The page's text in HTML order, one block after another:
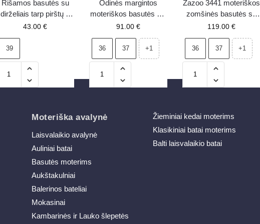
Rišamos basutės su
dirželiais tarp pirštų ir
kulnu rožinės spalvos
43.00€
39
Odinės margintos
moteriškos basutės ant
kulno S.Barski
91.00€
36 37 +1
Zazoo 3441 moteriškos
zomšinės basutės su
auliuku rudos
119.00€
36 37 +1
Moteriška avalynė
Laisvalaikio avalynė
Auliniai batai
Basutės moterims
Aukštakulniai
Balerinos bateliai
Mokasinai
Kambarinės ir Lauko šlepetės
Žieminiai kedai moterims
Klasikiniai batai moterims
Balti laisvalaikio batai